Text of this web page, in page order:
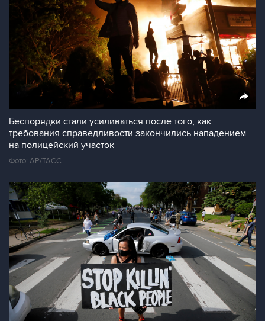
Беспорядки стали усиливаться после того, как
требования справедливости закончились нападением
на полицейский участок
Фото: AP/ТАСС